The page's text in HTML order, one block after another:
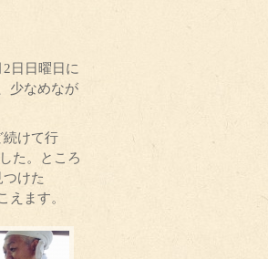
日日曜日に
少なめなが
続けて行
た。ところ
けた
えます。